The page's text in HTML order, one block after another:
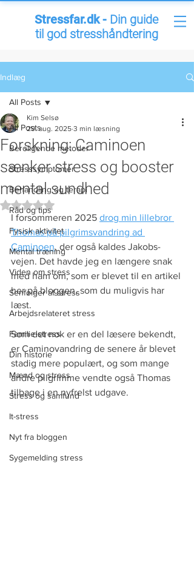
Stressfar.dk - Din guide
til god stresshåndtering
Indlæg
All Posts
Beroligende metoder
Stresssymptomer
Behandling og terapi
Råd og tips
Fysisk aktivitet
Mental træning
Viden om stress
Senfølger af stress
Arbejdsrelateret stress
Familie-stress
Din historie
Mænd og stress
Stress og samfund
It-stress
Nyt fra bloggen
Sygemelding stress
All Posts
Forskning: Caminoen
sænker stress og booster
mental sundhed
Kim Selsø
29. aug. 2025 3 min læsning
Bedømt til NaN ud af 5 stjerner.
I forsommeren 2025 drog min lillebror
Thomas på pilgrimsvandring ad
Caminoen, der også kaldes Jakobs-
vejen. Det havde jeg en længere snak
med ham om, som er blevet til en artikel
her på bloggen, som du muligvis har
læst.
Som det nok er en del læsere bekendt,
er Caminovandring de senere år blevet
stadig mere populært, og som mange
andre pilgrimme vendte også Thomas
tilbage i en nyfrelst udgave.